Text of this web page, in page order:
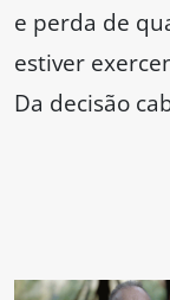
e perda de
estiver
Da decisão